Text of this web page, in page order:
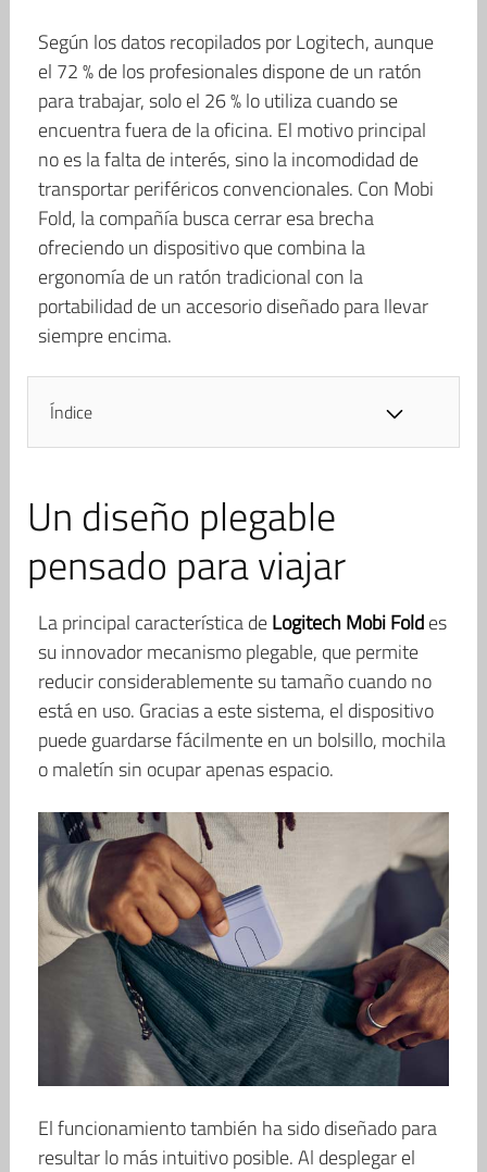
Según los datos recopilados por Logitech, aunque
el 72 % de los profesionales dispone de un ratón
para trabajar, solo el 26 % lo utiliza cuando se
encuentra fuera de la oficina. El motivo principal
no es la falta de interés, sino la incomodidad de
transportar periféricos convencionales. Con Mobi
Fold, la compañía busca cerrar esa brecha
ofreciendo un dispositivo que combina la
ergonomía de un ratón tradicional con la
portabilidad de un accesorio diseñado para llevar
siempre encima.
Índice
Un diseño plegable
pensado para viajar
La principal característica deLogitech Mobi Foldes
su innovador mecanismo plegable, que permite
reducir considerablemente su tamaño cuando no
está en uso. Gracias a este sistema, el dispositivo
puede guardarse fácilmente en un bolsillo, mochila
o maletín sin ocupar apenas espacio.
El funcionamiento también ha sido diseñado para
resultar lo más intuitivo posible. Al desplegar el